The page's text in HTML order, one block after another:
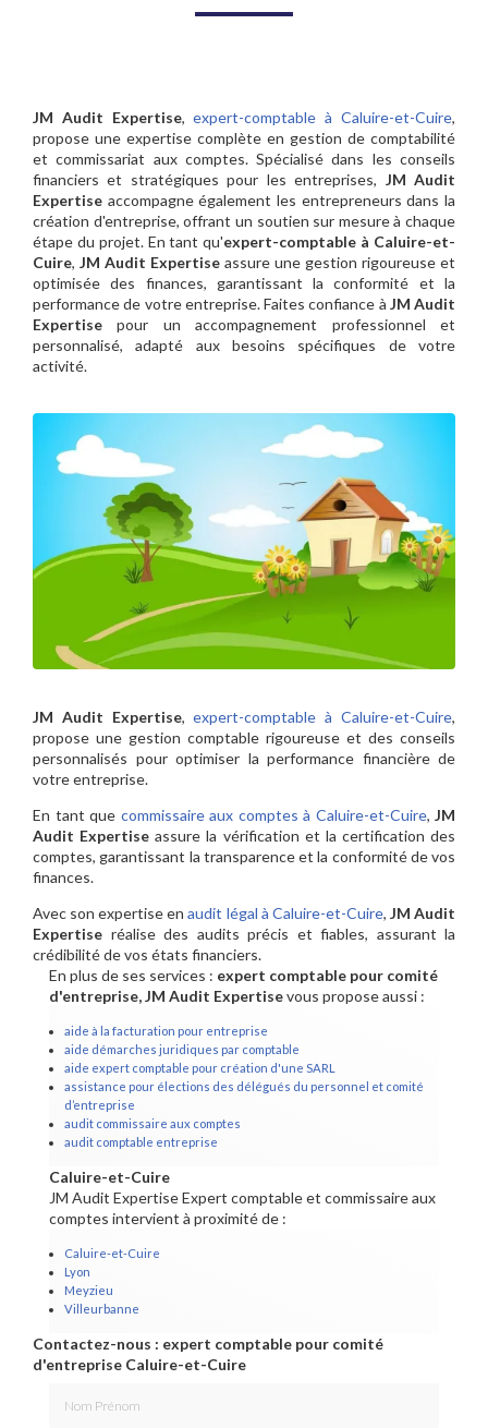
JM Audit Expertise,expert-comptable à Caluire-et-Cuire,
propose une expertise complète en gestion de comptabilité
et commissariat aux comptes. Spécialisé dans les conseils
financiers et stratégiques pour les entreprises, JM Audit
Expertise accompagne également les entrepreneurs dans la
création d'entreprise, offrant un soutien sur mesure à chaque
étape du projet. En tant qu'expert-comptable à Caluire-et-
Cuire, JM Audit Expertise assure une gestion rigoureuse et
optimisée des finances, garantissant la conformité et la
performance de votre entreprise. Faites confiance à JM Audit
Expertise pour un accompagnement professionnel et
personnalisé, adapté aux besoins spécifiques de votre
activité.
JM Audit Expertise,expert-comptable à Caluire-et-Cuire,
propose une gestion comptable rigoureuse et des conseils
personnalisés pour optimiser la performance financière de
votre entreprise.
En tant que commissaire aux comptes à Caluire-et-Cuire, JM
Audit Expertise assure la vérification et la certification des
comptes, garantissant la transparence et la conformité de vos
finances.
Avec son expertise enaudit légal à Caluire-et-Cuire, JM Audit
Expertise réalise des audits précis et fiables, assurant la
crédibilité de vos états financiers.
En plus de ses services : expert comptable pour comité
d'entreprise, JM Audit Expertisevous propose aussi :
aide à la facturation pour entreprise
aide démarches juridiques par comptable
aide expert comptable pour création d'une SARL
assistance pour élections des délégués du personnel et comité
d’entreprise
audit commissaire aux comptes
audit comptable entreprise
Caluire-et-Cuire
JM Audit Expertise Expert comptable et commissaire aux
comptes intervient à proximité de :
Caluire-et-Cuire
Lyon
Meyzieu
Villeurbanne
Contactez-nous : expert comptable pour comité
d'entreprise Caluire-et-Cuire